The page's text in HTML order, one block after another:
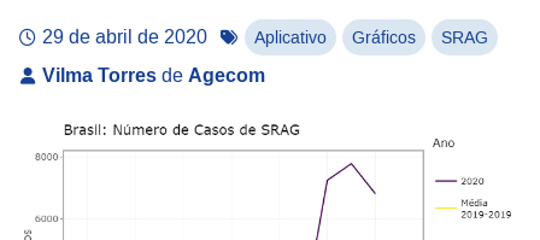
29 de abril de 2020 Aplicativo Gráficos SRAG
Vilma Torres de Agecom